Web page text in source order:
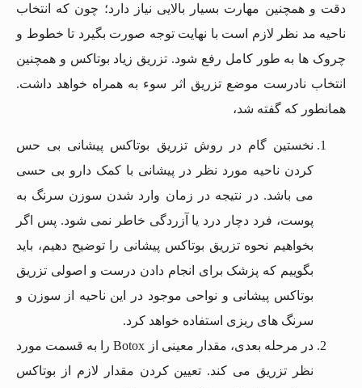
دقت و همچنین مهارت بسیار بالایی نیاز دارد؛ چون که انتخاب
ناحیه مد نظر لازم است با نهایت توجه صورت بگیرد تا خطوط و
چروک ها به طور کامل رفع شود. تزریق زیاد بوتاکس و همچنین
انتخاب نادرست موضع تزریق اثر سوء به همراه خواهد داشت.
همانطور که گفته شد،
نخستین گام در روش تزریق بوتاکس پیشانی بی حس
کردن ناحیه مورد نظر در پیشانی با کمک دارو بی‌ حسی
می باشد. در نتیجه در زمان وارد شدن سوزن سرنگ به
پوست، فرد دچار درد یا آزردگی خاطر نمی شود. پس اگر
بخواهیم نحوه تزریق بوتاکس پیشانی را توضیح دهیم، باید
بگوییم که پزشک برای انجام دادن درست و اصولی تزریق
بوتاکس پیشانی و نواحی موجود در این ناحیه از سوزن و
سرنگ های ریزی استفاده خواهد کرد.
در مرحله بعدی، مقدار معینی از Botox را به قسمت مورد
نظر تزریق می کند‌. تعیین کردن مقدار لازم از بوتاکس